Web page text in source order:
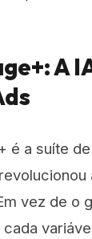
A
é a suíte
vez de o
cada